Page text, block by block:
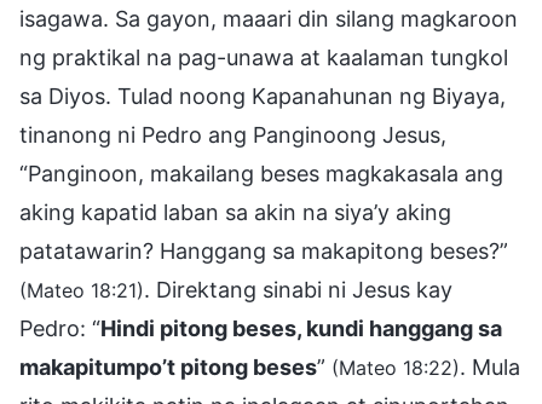
isagawa. Sa gayon, maaari din silang magkaroon
ng praktikal na pag-unawa at kaalaman tungkol
sa Diyos. Tulad noong Kapanahunan ng Biyaya,
tinanong ni Pedro ang Panginoong Jesus,
“Panginoon, makailang beses magkakasala ang
aking kapatid laban sa akin na siya’y aking
patatawarin? Hanggang sa makapitong beses?”
(Mateo 18:21). Direktang sinabi ni Jesus kay
Pedro: “Hindi pitong beses, kundi hanggang sa
makapitumpo’t pitong beses” (Mateo 18:22). Mula